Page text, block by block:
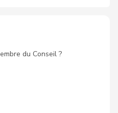
du Conseil ?